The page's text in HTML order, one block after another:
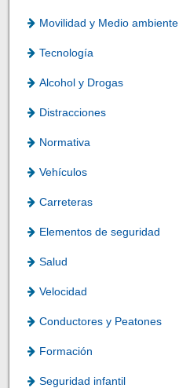
Movilidad y Medio ambiente
Tecnología
Alcohol y Drogas
Distracciones
Normativa
Vehículos
Carreteras
Elementos de seguridad
Salud
Velocidad
Conductores y Peatones
Formación
Seguridad infantil